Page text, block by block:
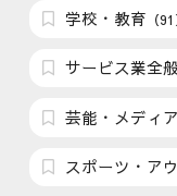
学校・教育 （91
サービス業全
芸能・メディ
スポーツ・ア